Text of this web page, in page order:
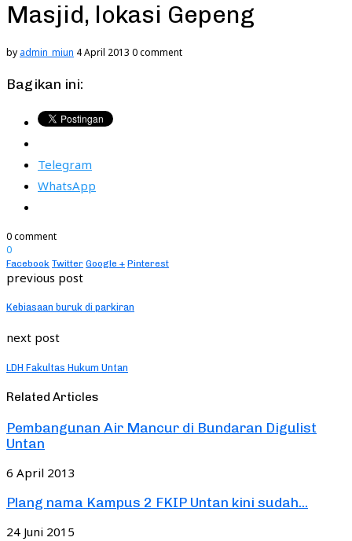
Masjid, lokasi Gepeng
by admin_miun 4 April 2013 0 comment
Bagikan ini:
Telegram
WhatsApp
0 comment
0
Facebook Twitter Google + Pinterest
previous post
Kebiasaan buruk di parkiran
next post
LDH Fakultas Hukum Untan
Related Articles
Pembangunan Air Mancur di Bundaran Digulist
Untan
6 April 2013
Plang nama Kampus 2 FKIP Untan kini sudah...
24 Juni 2015